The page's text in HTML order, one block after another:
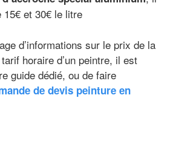
et 30€ le litre
d’informations sur le prix de la
horaire d’un peintre, il est
guide dédié, ou de faire
de devis peinture en